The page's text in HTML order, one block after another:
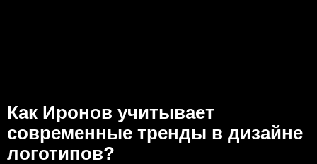
Как Иронов учитывает
современные тренды в дизайне
логотипов?